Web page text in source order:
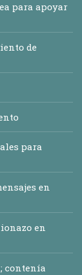
para apoyar
de
para
en
en
contenía